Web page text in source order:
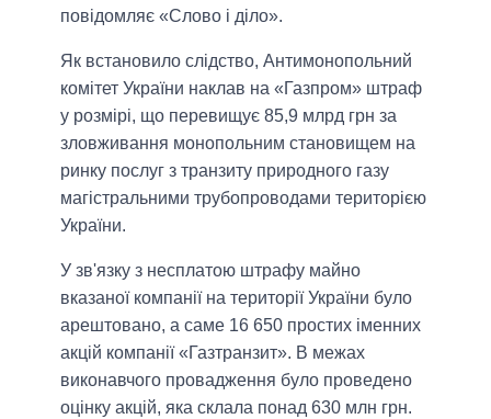
повідомляє «Слово і діло».
Як встановило слідство, Антимонопольний
комітет України наклав на «Газпром» штраф
у розмірі, що перевищує 85,9 млрд грн за
зловживання монопольним становищем на
ринку послуг з транзиту природного газу
магістральними трубопроводами територією
України.
У зв'язку з несплатою штрафу майно
вказаної компанії на території України було
арештовано, а саме 16 650 простих іменних
акцій компанії «Газтранзит». В межах
виконавчого провадження було проведено
оцінку акцій, яка склала понад 630 млн грн.